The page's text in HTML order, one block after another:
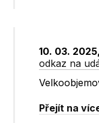
10. 03.
odkaz na
Přejít na